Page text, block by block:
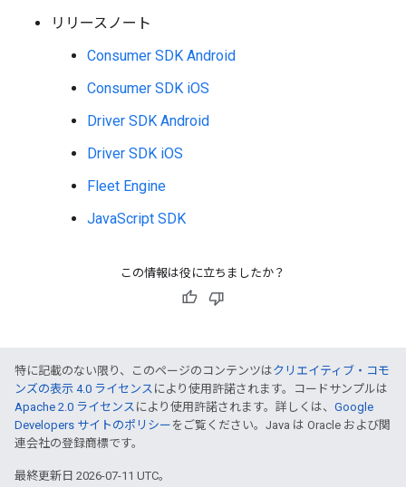
リリースノート
Consumer SDK Android
Consumer SDK iOS
Driver SDK Android
Driver SDK iOS
Fleet Engine
JavaScript SDK
この情報は役に立ちましたか？
特に記載のない限り、このページのコンテンツはクリエイティブ・コモ
ンズの表示 4.0 ライセンス により使用許諾されます。コードサンプルは
Apache 2.0 ライセンス により使用許諾されます。詳しくは、 Google
Developers サイトのポリシー をご覧ください。Java は Oracle および関
連会社の登録商標です。
最終更新日 2026-07-11 UTC。